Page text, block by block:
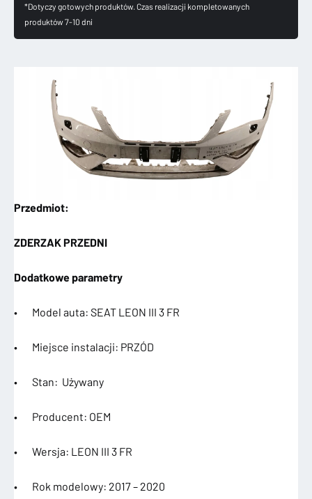
*Dotyczy gotowych produktów. Czas realizacji kompletowanych
produktów 7-10 dni
Przedmiot:
ZDERZAK PRZEDNI
Dodatkowe parametry
• Model auta: SEAT LEON III 3 FR
• Miejsce instalacji: PRZÓD
• Stan: Używany
• Producent: OEM
• Wersja: LEON III 3 FR
• Rok modelowy: 2017 – 2020